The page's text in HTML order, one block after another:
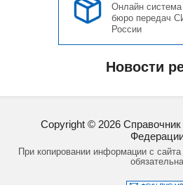
Онлайн система
бюро передач
России
Новости
Copyright © 2026
При копировании информации с
обязательна